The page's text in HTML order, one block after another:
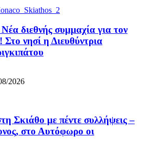
διεθνής συμμαχία για τον
Στο νησί η Διευθύντρια
2026
Σκιάθο με πέντε συλλήψεις –
στο Αυτόφωρο οι